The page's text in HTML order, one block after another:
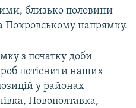
близько половини
Покровському напрямку.
з початку доби
потіснити наших
у районах
Новополтавка,